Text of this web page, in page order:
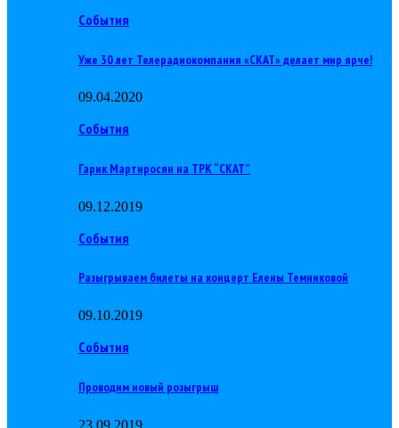
События
Уже 30 лет Телерадиокомпания «СКАТ» делает мир ярче!
09.04.2020
События
Гарик Мартиросян на ТРК “СКАТ”
09.12.2019
События
Разыгрываем билеты на концерт Елены Темниковой
09.10.2019
События
Проводим новый розыгрыш
23.09.2019